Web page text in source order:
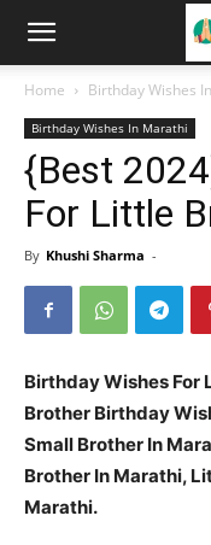
Home Birthday Wishes
Birthday Wishes In Marathi
{Best
For Little
By Khushi Sharma -
Birthday Wishes For
Brother Birthday
Small Brother In
Brother In Marathi,
Marathi.